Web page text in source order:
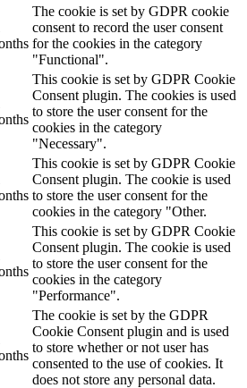
The cookie is set by GDPR cookie
consent to record the user consent
for the cookies in the category
"Functional".
This cookie is set by GDPR Cookie
Consent plugin. The cookies is used
to store the user consent for the
cookies in the category
"Necessary".
This cookie is set by GDPR Cookie
Consent plugin. The cookie is used
to store the user consent for the
cookies in the category "Other.
This cookie is set by GDPR Cookie
Consent plugin. The cookie is used
to store the user consent for the
cookies in the category
"Performance".
The cookie is set by the GDPR
Cookie Consent plugin and is used
to store whether or not user has
consented to the use of cookies. It
does not store any personal data.